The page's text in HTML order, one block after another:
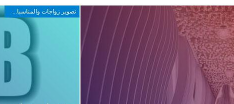
تصوير زواجات والمناسبات في مكة والطائف وأبها والجنوب